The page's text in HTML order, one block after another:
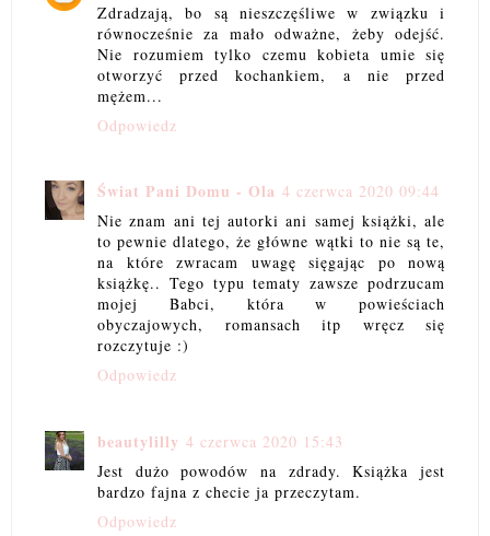
Zdradzają, bo są nieszczęśliwe w związku i
równocześnie za mało odważne, żeby odejść.
Nie rozumiem tylko czemu kobieta umie się
otworzyć przed kochankiem, a nie przed
mężem...
Odpowiedz
Świat Pani Domu - Ola 4 czerwca 2020 09:44
Nie znam ani tej autorki ani samej książki, ale
to pewnie dlatego, że główne wątki to nie są te,
na które zwracam uwagę sięgając po nową
książkę.. Tego typu tematy zawsze podrzucam
mojej Babci, która w powieściach
obyczajowych, romansach itp wręcz się
rozczytuje :)
Odpowiedz
beautylilly 4 czerwca 2020 15:43
Jest dużo powodów na zdrady. Książka jest
bardzo fajna z checie ja przeczytam.
Odpowiedz